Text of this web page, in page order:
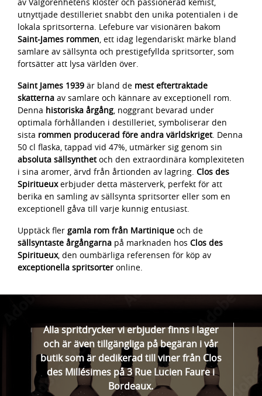
utnyttjade destilleriet snabbt den unika potentialen i de
lokala spritsorterna. Lefebure var visionären bakom
Saint-James rommen, ett idag legendariskt märke bland
samlare av sällsynta och prestigefyllda spritsorter, som
fortsätter att lysa världen över.
Saint James 1939 är bland de mest eftertraktade
skatterna av samlare och kännare av exceptionell rom.
Denna historiska årgång, noggrant bevarad under
optimala förhållanden i destilleriet, symboliserar den
sista rommen producerad före andra världskriget. Denna
50 cl flaska, tappad vid 47%, utmärker sig genom sin
absoluta sällsynthetoch den extraordinära komplexiteten
i sina aromer, ärvd från årtionden av lagring. Clos des
Spiritueuxerbjuder detta mästerverk, perfekt för att
berika en samling av sällsynta spritsorter eller som en
exceptionell gåva till varje kunnig entusiast.
Upptäck fler gamla rom från Martinique och de
sällsyntaste årgångarna på marknaden hos Clos des
Spiritueux, den oumbärliga referensen för köp av
exceptionella spritsorter online.
Alla spritdrycker vi erbjuder finns i lager
och är även tillgängliga på begäran i vår
butik som är dedikerad till viner från Clos
des Millésimes på 3 Rue Lucien Faure i
Bordeaux.